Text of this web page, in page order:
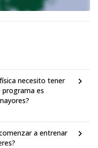
necesito tener
programa es
a entrenar